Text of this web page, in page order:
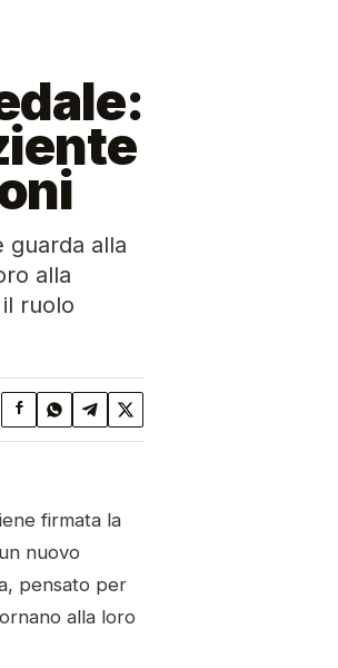
guarda alla
alla
ruolo
firmata la
nuovo
pensato per
alla loro